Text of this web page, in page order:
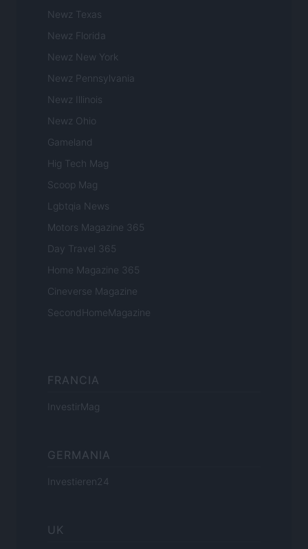
Newz Texas
Newz Florida
Newz New York
Newz Pennsylvania
Newz Illinois
Newz Ohio
Gameland
Hig Tech Mag
Scoop Mag
Lgbtqia News
Motors Magazine 365
Day Travel 365
Home Magazine 365
Cineverse Magazine
SecondHomeMagazine
FRANCIA
InvestirMag
GERMANIA
Investieren24
UK